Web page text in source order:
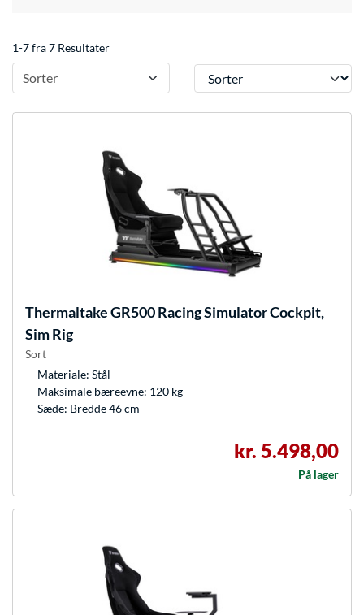
1-7 fra 7 Resultater
Sorter Sorter
ThermaltakeGR500 Racing Simulator Cockpit,
Sim Rig
Sort
Materiale: Stål
Maksimale bæreevne: 120 kg
Sæde: Bredde 46 cm
kr. 5.498,00
På lager